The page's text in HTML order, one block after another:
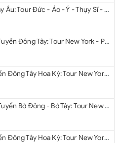
Du lịch Đông - Tây Âu: Tour Đức - Áo - Ý - Thụy Sĩ - Pháp từ Hà Nội 2026
Du Lịch Hè Liên Tuyến Đông Tây: Tour New York - Philadelphia - Delaware - Washington Dc - Las Vegas - Red Rock Canyon - Little Saigon - Santa Monica - Los Angeles - San Diego Từ Hà Nội 2026
Du Lịch Liên Tuyến Đông Tây Hoa Kỳ: Tour New York - Philadelphia - Delaware - Washington Dc - San Diego - Los Angeles - Las Vegas - Antelope Canyon (Hẻm Núi Linh Dương) - Horseshoe Bend - Monument - Page - Phoenix Từ Hà Nội 2026
Du Lịch Hè Liên Tuyến Bờ Đông - Bờ Tây: Tour New York - Philadelphia - Delaware - Washington Dc - Las Vegas - Los Angeles - Hollywood - San Diego - San Jose - San Francisco - Từ Hà Nội 2026
Du Lịch Liên Tuyến Đông Tây Hoa Kỳ: Tour New York - Boston - New Hampshire - Artist’s Bluff - Echo Lake Kancamagus Highway - White Mountains - Albany - Buffalo - Niagara Falls Corning - Washington Dc - Las Vegas - Red Rock Canyon - Los Angeles - San Diego Từ Hà Nội 2026